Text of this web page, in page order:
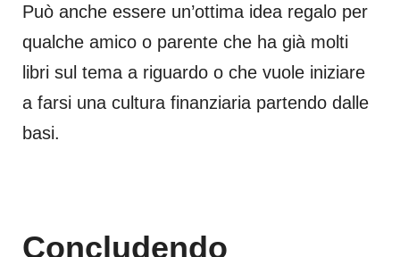
Può anche essere un’ottima idea regalo per
qualche amico o parente che ha già molti
libri sul tema a riguardo o che vuole iniziare
a farsi una cultura finanziaria partendo dalle
basi.
Concludendo